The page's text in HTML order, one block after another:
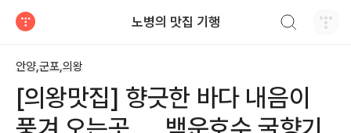
노병의 맛집 기행
안양,군포,의왕
[의왕맛집] 향긋한 바다 내음이